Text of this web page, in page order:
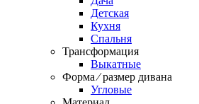
Детская
Кухня
Спальня
Трансформация
Выкатные
Форма ⁄ размер дивана
Угловые